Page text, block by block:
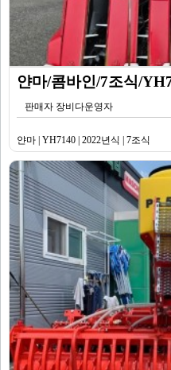
얀마/콤바인/7조식/
판매자 장비다운영자
얀마 | YH7140 | 2022년식 | 7조식